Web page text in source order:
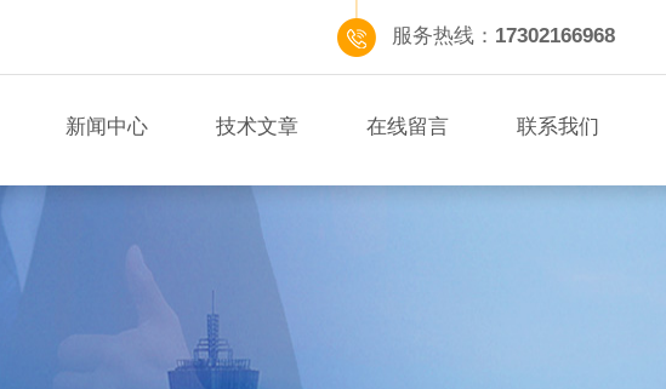
服务热线： 17302166968
新闻中心 技术文章 在线留言 联系我们